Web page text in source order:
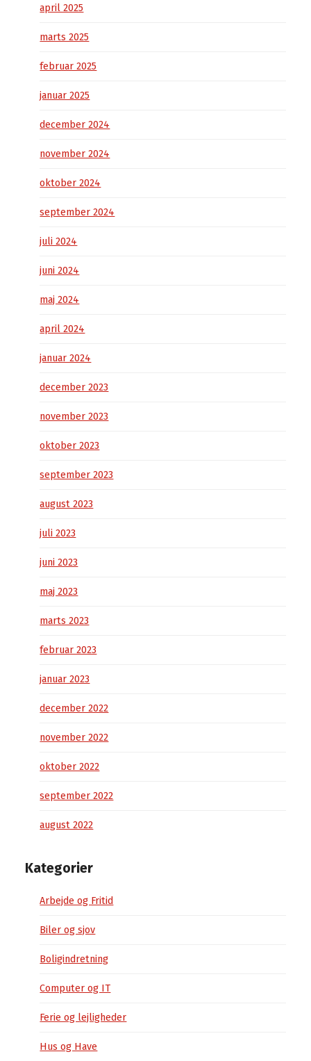
april 2025
marts 2025
februar 2025
januar 2025
december 2024
november 2024
oktober 2024
september 2024
juli 2024
juni 2024
maj 2024
april 2024
januar 2024
december 2023
november 2023
oktober 2023
september 2023
august 2023
juli 2023
juni 2023
maj 2023
marts 2023
februar 2023
januar 2023
december 2022
november 2022
oktober 2022
september 2022
august 2022
Kategorier
Arbejde og Fritid
Biler og sjov
Boligindretning
Computer og IT
Ferie og lejligheder
Hus og Have